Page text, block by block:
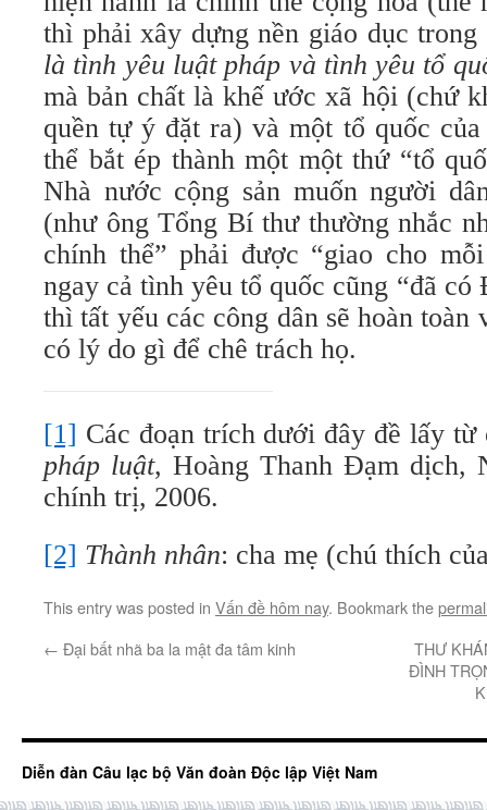
thì phải xây dựng nền giáo dục trong
là tình yêu luật pháp và tình yêu tổ
mà bản chất là khế ước xã hội (chứ
quền tự ý đặt ra) và một tổ quốc
thể bắt ép thành một một thứ “tổ
Nhà nước cộng sản muốn người
(như ông Tổng Bí thư thường nhắc
chính thể” phải được “giao cho
ngay cả tình yêu tổ quốc cũng “đã
thì tất yếu các công dân sẽ hoàn toàn
có lý do gì để chê trách họ.
[1] Các đoạn trích dưới đây đề lấy
pháp luật, Hoàng Thanh Đạm dịch,
chính trị, 2006.
[2] Thành nhân: cha mẹ (chú thích
This entry was posted in Vấn đề hôm nay. Bookmark the
← Đại bất nhã ba la mật đa tâm kinh
THƯ
ĐÌNH
Diễn đàn Câu lạc bộ Văn đoàn Độc lập Việt Nam